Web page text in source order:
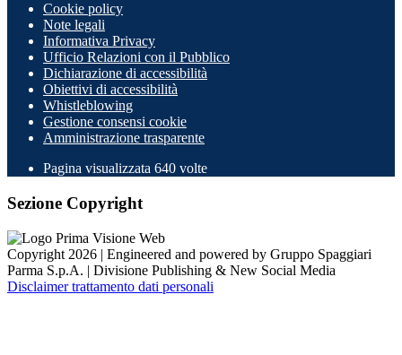
Cookie policy
Note legali
Informativa Privacy
Ufficio Relazioni con il Pubblico
Dichiarazione di accessibilità
Obiettivi di accessibilità
Whistleblowing
Gestione consensi cookie
Amministrazione trasparente
Pagina visualizzata 640 volte
Sezione Copyright
Copyright 2026 | Engineered and powered by Gruppo Spaggiari
Parma S.p.A. | Divisione Publishing & New Social Media
Disclaimer trattamento dati personali